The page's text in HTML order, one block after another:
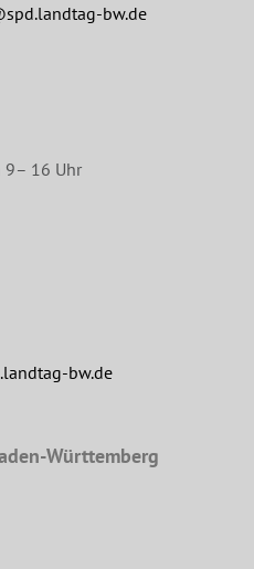
bw.de
9– 16 Uhr
bw.de
Württemberg